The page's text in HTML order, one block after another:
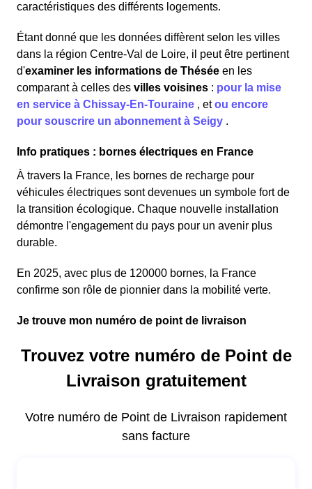
caractéristiques des différents logements.
Étant donné que les données diffèrent selon les villes
dans la région Centre-Val de Loire, il peut être pertinent
d'examiner les informations de Thésée en les
comparant à celles des villes voisines : pour la mise
en service à Chissay-En-Touraine , etou encore
pour souscrire un abonnement à Seigy .
Info pratiques : bornes électriques en France
À travers la France, les bornes de recharge pour
véhicules électriques sont devenues un symbole fort de
la transition écologique. Chaque nouvelle installation
démontre l'engagement du pays pour un avenir plus
durable.
En 2025, avec plus de 120000 bornes, la France
confirme son rôle de pionnier dans la mobilité verte.
Je trouve mon numéro de point de livraison